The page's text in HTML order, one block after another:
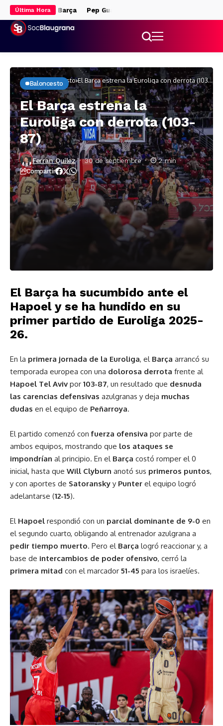
Última Hora
fuera del Barça Pep Guardiola, clave para la llegada de Rodri
Inicio Baloncesto El Barça estrena la Euroliga con derrota (103-
87)
Baloncesto
El Barça estrena la
Euroliga con derrota (103-
87)
Ferran Quilez 30 de septiembre 2 min
Compartir
El Barça ha sucumbido ante el
Hapoel y se ha hundido en su
primer partido de Euroliga 2025-
26.
En la primera jornada de la Euroliga, el Barça arrancó su
temporada europea con una dolorosa derrota frente al
Hapoel Tel Aviv por 103-87, un resultado que desnuda
las carencias defensivas azulgranas y deja muchas
dudas en el equipo de Peñarroya.
El partido comenzó confuerza ofensiva por parte de
ambos equipos, mostrando que los ataques se
impondrían al principio. En el Barça costó romper el 0
inicial, hasta que Will Clyburn anotó sus primeros puntos,
y con aportes de Satoransky y Punter el equipo logró
adelantarse (12-15).
El Hapoel respondió con un parcial dominante de 9-0 en
el segundo cuarto, obligando al entrenador azulgrana a
pedir tiempo muerto. Pero el Barça logró reaccionar y, a
base de intercambios de poder ofensivo, cerró la
primera mitad con el marcador 51-45 para los israelíes.